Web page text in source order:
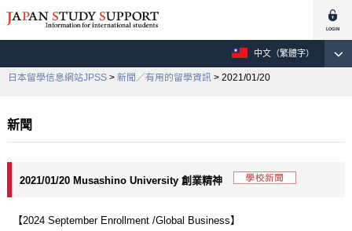
中文（繁體字）
日本留學信息網站JPSS > 新聞／有用的留學資訊 > 2021/01/20
新聞
2021/01/20 Musashino University 創業精神
【2024 September Enrollment /Global Business】